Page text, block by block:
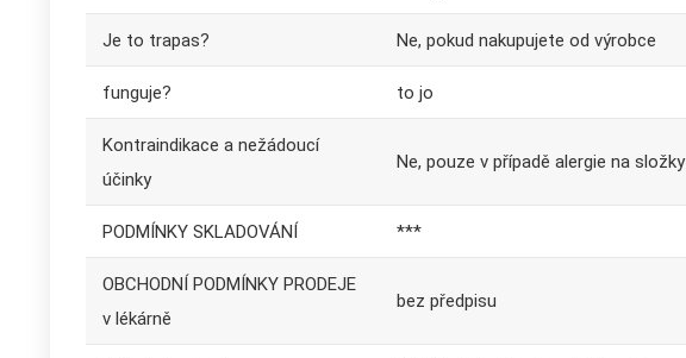
Je to trapas? Ne, pokud nakupujete od výrobce
funguje? to jo
Kontraindikace a nežádoucí
účinky
Ne, pouze v případě alergie na složky
PODMÍNKY SKLADOVÁNÍ ***
OBCHODNÍ PODMÍNKY PRODEJE
v lékárně
bez předpisu